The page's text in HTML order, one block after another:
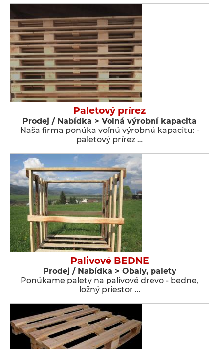
Paletový prírez
Prodej / Nabídka > Volná výrobní kapacita
Naša firma ponúka voľnú výrobnú kapacitu: -
paletový prírez …
Palivové BEDNE
Prodej / Nabídka > Obaly, palety
Ponúkame palety na palivové drevo - bedne,
ložný priestor …